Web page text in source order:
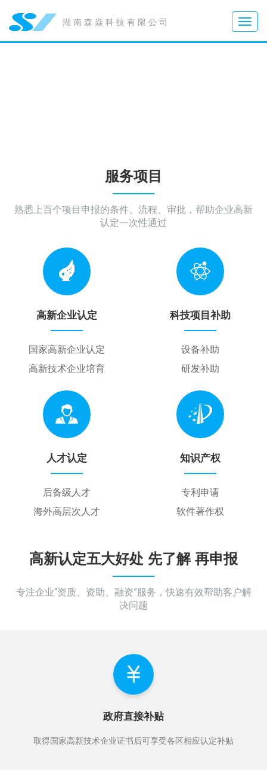
湖南森焱科技有限公司
Toggle
服务项目
熟悉上百个项目申报的条件、流程、审批，帮助企业高新
认定一次性通过
高新企业认定
国家高新企业认定
高新技术企业培育
科技项目补助
设备补助
研发补助
人才认定
后备级人才
海外高层次人才
知识产权
专利申请
软件著作权
高新认定五大好处 先了解 再申报
专注企业“资质、资助、融资”服务，快速有效帮助客户解
决问题
政府直接补贴
取得国家高新技术企业证书后可享受各区相应认定补贴